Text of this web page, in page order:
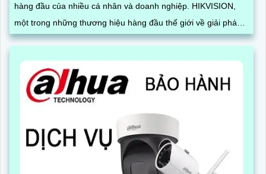
hàng đầu của nhiều cá nhân và doanh nghiệp. HIKVISION,
một trong những thương hiệu hàng đầu thế giới về giải pháp
camera giám sát, không chỉ cung cấp các sản phẩm chất
tiện lợi và nhanh chóng thông qua đối tác phân phối An Thành
Phát